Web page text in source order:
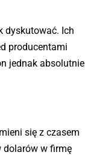
dyskutować. Ich
producentami
jednak absolutnie
się z czasem
dolarów w firmę